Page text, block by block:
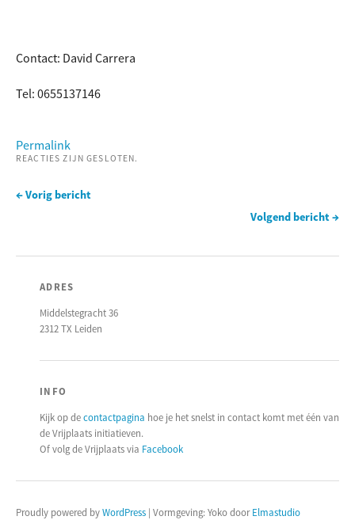
Contact: David Carrera
Tel: 0655137146
Permalink
REACTIES ZIJN GESLOTEN.
← Vorig bericht
Volgend bericht →
ADRES
Middelstegracht 36
2312 TX Leiden
INFO
Kijk op decontactpagina hoe je het snelst in contact komt met één van
de Vrijplaats initiatieven.
Of volg de Vrijplaats via Facebook
Proudly powered byWordPress | Vormgeving: Yoko doorElmastudio